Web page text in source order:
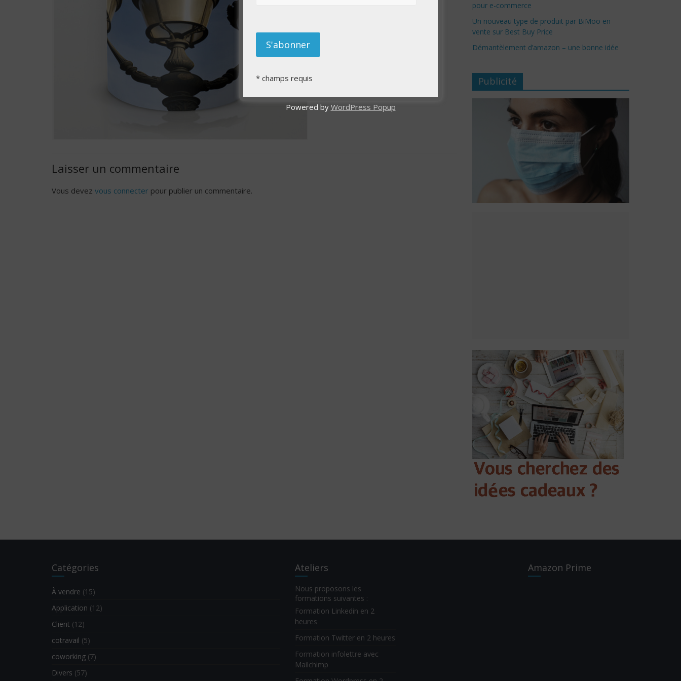
Laisser un commentaire
Vous devez vous connecter pour publier un commentaire.
pour e-commerce
Un nouveau type de produit par BiMoo en
vente sur Best Buy Price
Démantèlement d’amazon – une bonne idée
Publicité
Catégories
À vendre (15)
Application (12)
Client (12)
cotravail (5)
coworking (7)
Divers (57)
Ateliers
Nous proposons les
formations suivantes :
Formation Linkedin en 2
heures
Formation Twitter en 2 heures
Formation infolettre avec
Mailchimp
Amazon Prime
* champs requis
Powered by WordPress Popup